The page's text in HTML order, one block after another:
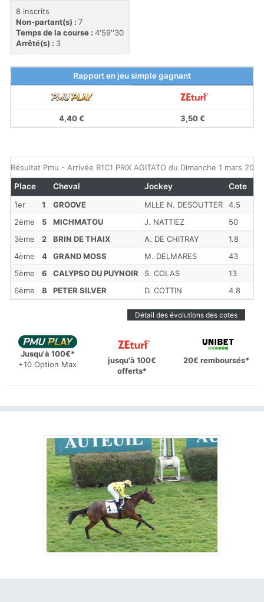
8 inscrits
Non-partant(s) : 7
Temps de la course : 4'59''30
Arrêté(s) : 3
Rapport en jeu simple gagnant
4,40 € 3,50 €
Résultat Pmu - Arrivée R1C1 PRIX AGITATO du Dimanche 1 mars 2015
1er 1 GROOVE MLLE N. DESOUTTER
4.5
2ème
5 MICHMATOU J. NATTIEZ 50
8
3ème
2 BRIN DE THAIX A. DE CHITRAY 1.8
4ème
4 GRAND MOSS M. DELMARES 43
5ème
6 CALYPSO DU PUYNOIR S. COLAS 13
6ème
8 PETER SILVER D. COTTIN 4.8
Place Cheval Jockey Cote
Détail des évolutions des cotes
Jusqu'à 100€*
+10 Option Max
jusqu'à 100€
offerts*
20€ remboursés*